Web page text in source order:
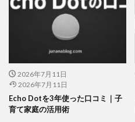
2026年7月11日
2026年7月11日
Echo Dotを3年使った口コミ｜子
育て家庭の活用術